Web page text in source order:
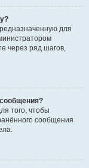
для
через ряд шагов,
того, чтобы
сообщения